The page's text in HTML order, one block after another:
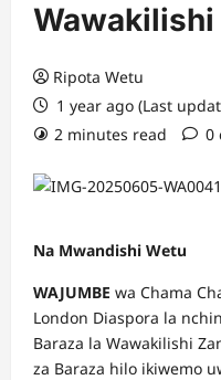
Wawakilishi
Ripota Wetu
1 year ago (Last
2 minutes read
0
Na Mwandishi Wetu
WAJUMBE wa Chama
London Diaspora la
Baraza la Wawakilishi
za Baraza hilo ikiwemo